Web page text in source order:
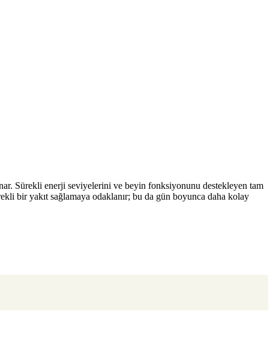
Sürekli enerji seviyelerini ve beyin fonksiyonunu destekleyen tam
bir yakıt sağlamaya odaklanır; bu da gün boyunca daha kolay